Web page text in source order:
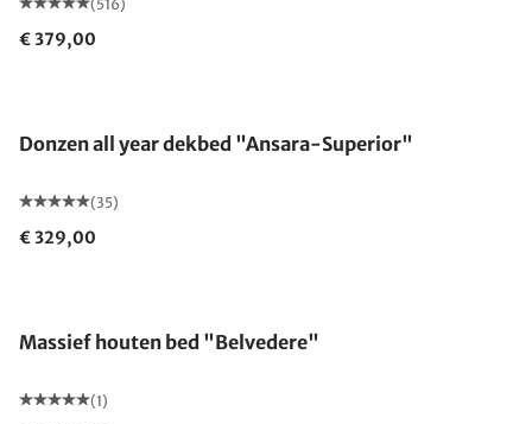
(516)
€ 379,00
Donzen all year dekbed "Ansara-Superior"
(35)
€ 329,00
Massief houten bed "Belvedere"
(1)